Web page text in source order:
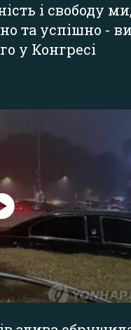
і свободу
та успішно -
у Конгресі